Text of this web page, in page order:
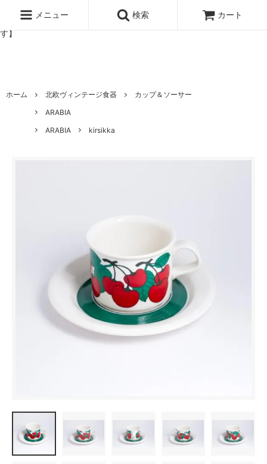
ッタのオンラインストア【アラビア,クイストゴーなどの北欧ヴィンテ
ージ食器,雅峰窯やソルテグラスジュエリーなどの作家の作品が並びま
す】
メニュー 検索 カート
ホーム 北欧ヴィンテージ食器
カップ＆ソーサー
ARABIA
ARABIA
kirsikka